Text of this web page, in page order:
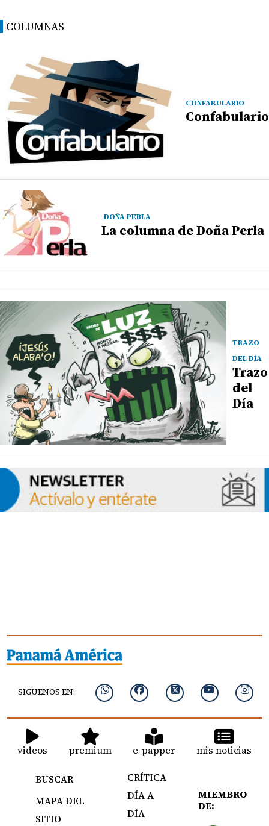
COLUMNAS
CONFABULARIO
Confabulario
DOÑA PERLA
La columna de Doña Perla
TRAZO
DEL DÍA
Trazo
del
Día
SIGUENOS EN:
videos premium e-papper mis noticias
BUSCAR
MAPA DEL
SITIO
CRÍTICA
DÍA A
DÍA
MIEMBRO
DE: